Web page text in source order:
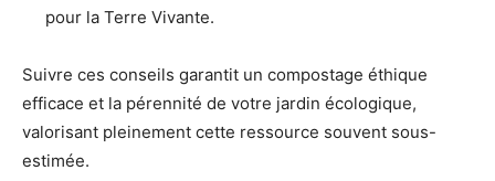
pour la Terre Vivante.
Suivre ces conseils garantit un compostage éthique
efficace et la pérennité de votre jardin écologique,
valorisant pleinement cette ressource souvent sous-
estimée.